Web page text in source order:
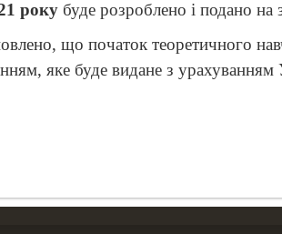
року буде розроблено і подано на
що початок теоретичного
яке буде видане з